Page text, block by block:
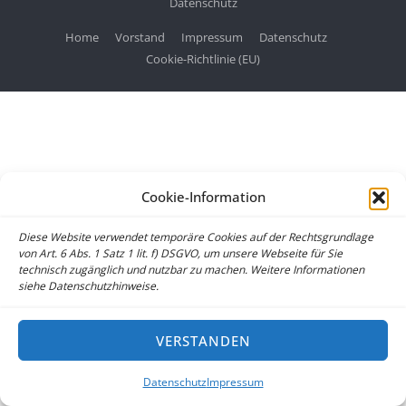
Cookie-Information
Diese Website verwendet temporäre Cookies auf der Rechtsgrundlage
von Art. 6 Abs. 1 Satz 1 lit. f) DSGVO, um unsere Webseite für Sie
technisch zugänglich und nutzbar zu machen. Weitere Informationen
siehe Datenschutzhinweise.
VERSTANDEN
DatenschutzImpressum
Home Vorstand Impressum
Datenschutz
Cookie-Richtlinie (EU)